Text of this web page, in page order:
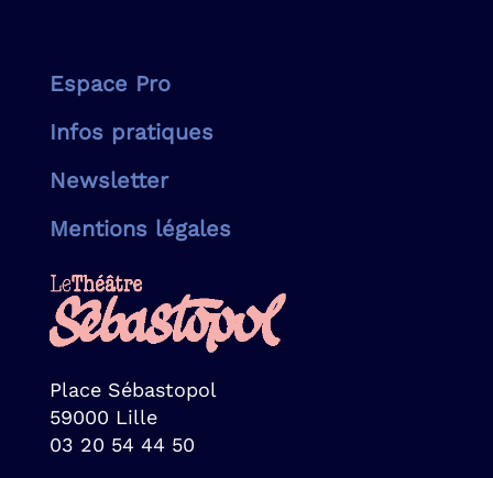
Espace Pro
Infos pratiques
Newsletter
Mentions légales
Place Sébastopol
59000 Lille
03 20 54 44 50